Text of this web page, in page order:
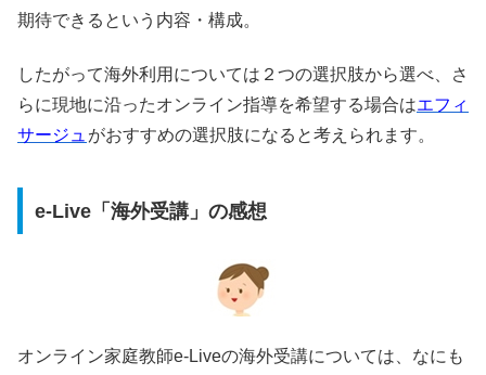
期待できるという内容・構成。
したがって海外利用については２つの選択肢から選べ、さ
らに現地に沿ったオンライン指導を希望する場合はエフィ
サージュ がおすすめの選択肢になると考えられます。
e-Live「海外受講」の感想
オンライン家庭教師e-Liveの海外受講については、なにも